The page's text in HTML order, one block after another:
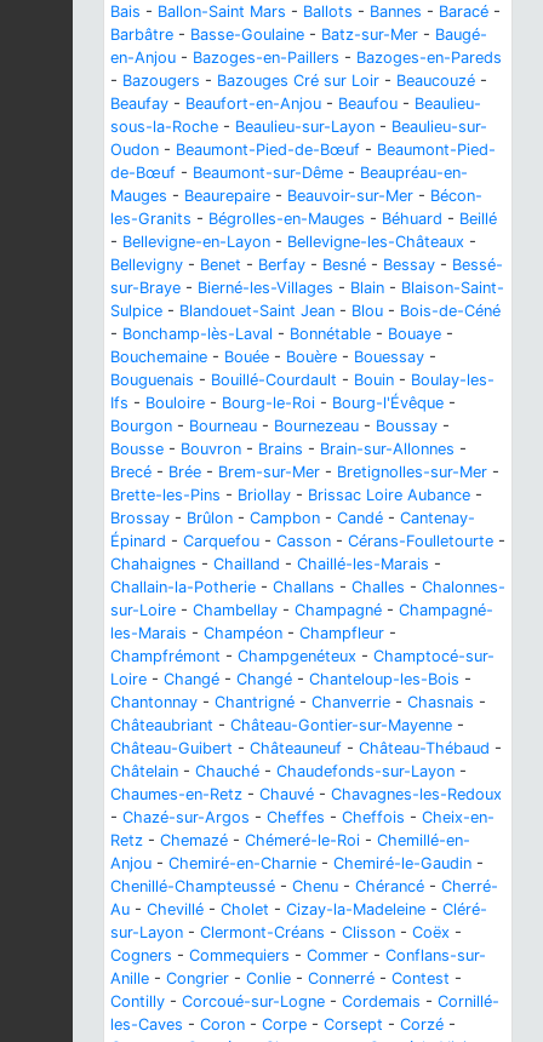
Bais - Ballon-Saint Mars - Ballots - Bannes - Baracé -
Barbâtre - Basse-Goulaine - Batz-sur-Mer - Baugé-
en-Anjou - Bazoges-en-Paillers - Bazoges-en-Pareds
- Bazougers - Bazouges Cré sur Loir - Beaucouzé -
Beaufay - Beaufort-en-Anjou - Beaufou - Beaulieu-
sous-la-Roche - Beaulieu-sur-Layon - Beaulieu-sur-
Oudon - Beaumont-Pied-de-Bœuf - Beaumont-Pied-
de-Bœuf - Beaumont-sur-Dême - Beaupréau-en-
Mauges - Beaurepaire - Beauvoir-sur-Mer - Bécon-
les-Granits - Bégrolles-en-Mauges - Béhuard - Beillé
- Bellevigne-en-Layon - Bellevigne-les-Châteaux -
Bellevigny - Benet - Berfay - Besné - Bessay - Bessé-
sur-Braye - Bierné-les-Villages - Blain - Blaison-Saint-
Sulpice - Blandouet-Saint Jean - Blou - Bois-de-Céné
- Bonchamp-lès-Laval - Bonnétable - Bouaye -
Bouchemaine - Bouée - Bouère - Bouessay -
Bouguenais - Bouillé-Courdault - Bouin - Boulay-les-
Ifs - Bouloire - Bourg-le-Roi - Bourg-l'Évêque -
Bourgon - Bourneau - Bournezeau - Boussay -
Bousse - Bouvron - Brains - Brain-sur-Allonnes -
Brecé - Brée - Brem-sur-Mer - Bretignolles-sur-Mer -
Brette-les-Pins - Briollay - Brissac Loire Aubance -
Brossay - Brûlon - Campbon - Candé - Cantenay-
Épinard - Carquefou - Casson - Cérans-Foulletourte -
Chahaignes - Chailland - Chaillé-les-Marais -
Challain-la-Potherie - Challans - Challes - Chalonnes-
sur-Loire - Chambellay - Champagné - Champagné-
les-Marais - Champéon - Champfleur -
Champfrémont - Champgenéteux - Champtocé-sur-
Loire - Changé - Changé - Chanteloup-les-Bois -
Chantonnay - Chantrigné - Chanverrie - Chasnais -
Châteaubriant - Château-Gontier-sur-Mayenne -
Château-Guibert - Châteauneuf - Château-Thébaud -
Châtelain - Chauché - Chaudefonds-sur-Layon -
Chaumes-en-Retz - Chauvé - Chavagnes-les-Redoux
- Chazé-sur-Argos - Cheffes - Cheffois - Cheix-en-
Retz - Chemazé - Chémeré-le-Roi - Chemillé-en-
Anjou - Chemiré-en-Charnie - Chemiré-le-Gaudin -
Chenillé-Champteussé - Chenu - Chérancé - Cherré-
Au - Chevillé - Cholet - Cizay-la-Madeleine - Cléré-
sur-Layon - Clermont-Créans - Clisson - Coëx -
Cogners - Commequiers - Commer - Conflans-sur-
Anille - Congrier - Conlie - Connerré - Contest -
Contilly - Corcoué-sur-Logne - Cordemais - Cornillé-
les-Caves - Coron - Corpe - Corsept - Corzé -